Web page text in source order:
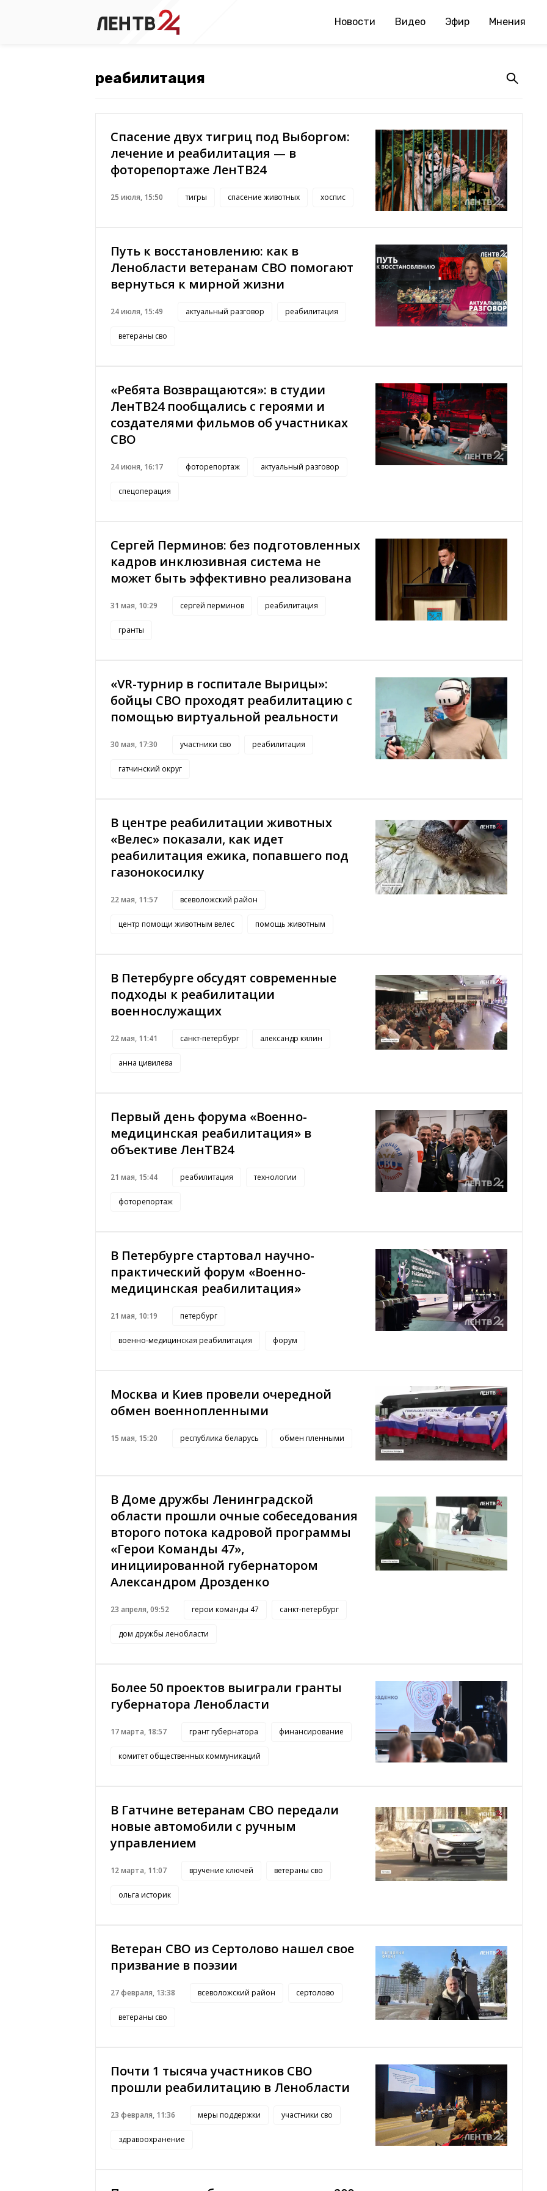
Новости Видео Эфир Мнения
Спасение двух тигриц под Выборгом:
лечение и реабилитация — в
фоторепортаже ЛенТВ24
25 июля, 15:50 тигры спасение животных хоспис
Путь к восстановлению: как в
Ленобласти ветеранам СВО помогают
вернуться к мирной жизни
24 июля, 15:49 актуальный разговор реабилитация
ветераны сво
«Ребята Возвращаются»: в студии
ЛенТВ24 пообщались с героями и
создателями фильмов об участниках
СВО
24 июня, 16:17 фоторепортаж актуальный разговор
спецоперация
Сергей Перминов: без подготовленных
кадров инклюзивная система не
может быть эффективно реализована
31 мая, 10:29 сергей перминов реабилитация
гранты
«VR-турнир в госпитале Вырицы»:
бойцы СВО проходят реабилитацию с
помощью виртуальной реальности
30 мая, 17:30 участники сво реабилитация
гатчинский округ
В центре реабилитации животных
«Велес» показали, как идет
реабилитация ежика, попавшего под
газонокосилку
22 мая, 11:57 всеволожский район
центр помощи животным велес помощь животным
В Петербурге обсудят современные
подходы к реабилитации
военнослужащих
22 мая, 11:41 санкт-петербург александр кялин
анна цивилева
Первый день форума «Военно-
медицинская реабилитация» в
объективе ЛенТВ24
21 мая, 15:44 реабилитация технологии
фоторепортаж
В Петербурге стартовал научно-
практический форум «Военно-
медицинская реабилитация»
21 мая, 10:19 петербург
военно-медицинская реабилитация форум
Москва и Киев провели очередной
обмен военнопленными
15 мая, 15:20 республика беларусь обмен пленными
В Доме дружбы Ленинградской
области прошли очные собеседования
второго потока кадровой программы
«Герои Команды 47»,
инициированной губернатором
Александром Дрозденко
23 апреля, 09:52 герои команды 47 санкт-петербург
дом дружбы ленобласти
Более 50 проектов выиграли гранты
губернатора Ленобласти
17 марта, 18:57 грант губернатора финансирование
комитет общественных коммуникаций
В Гатчине ветеранам СВО передали
новые автомобили с ручным
управлением
12 марта, 11:07 вручение ключей ветераны сво
ольга историк
Ветеран СВО из Сертолово нашел свое
призвание в поэзии
27 февраля, 13:38 всеволожский район сертолово
ветераны сво
Почти 1 тысяча участников СВО
прошли реабилитацию в Ленобласти
23 февраля, 11:36 меры поддержки участники сво
здравоохранение